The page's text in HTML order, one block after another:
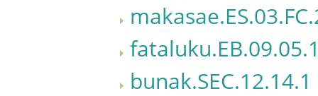
bunak.SEC.12.14.1